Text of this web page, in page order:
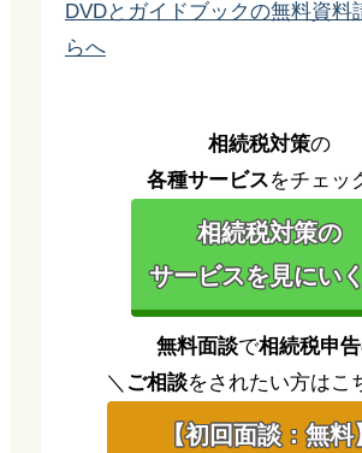
DVDとガイドブックの無料資料
らへ
相続税対策の
各種サービスをチェッ
相続税対策の
サービスを見にい
無料面談で相続税申告
＼ ご相談をされたい方はこ
【初回面談：無料